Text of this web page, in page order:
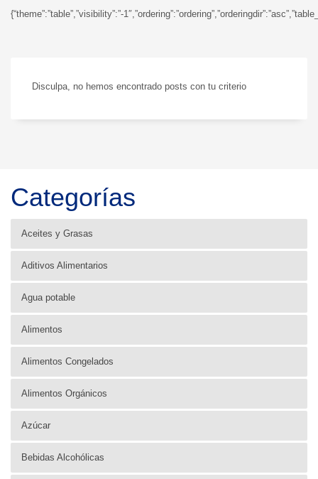
{“theme”:”table”,”visibility”:”-
Disculpa, no hemos encontrado posts con tu criterio
Categorías
Aceites y Grasas
Aditivos Alimentarios
Agua potable
Alimentos
Alimentos Congelados
Alimentos Orgánicos
Azúcar
Bebidas Alcohólicas